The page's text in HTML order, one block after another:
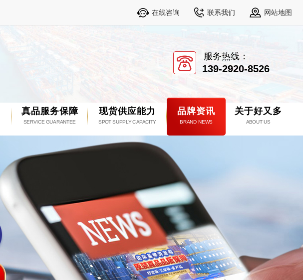
在线咨询 联系我们 网站地图
服务热线：
139-2920-8526
真品服务保障
SERVICE GUARANTEE
现货供应能力
SPOT SUPPLY CAPACITY
品牌资讯
BRAND NEWS
关于好又多
ABOUT US